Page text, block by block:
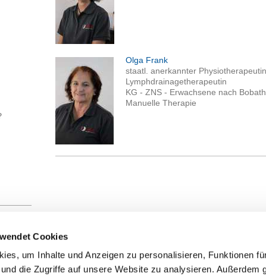
Cookies
um Inhalte und Anzeigen zu personalisieren, Funktionen
die Zugriffe auf unsere Website zu analysieren. Außerdem
Olga Frank
staatl. anerkannter Physiotherapeutin
Lymphdrainagetherapeutin
KG - ZNS - Erwachsene nach Bobath
Manuelle Therapie
ersten
Hier